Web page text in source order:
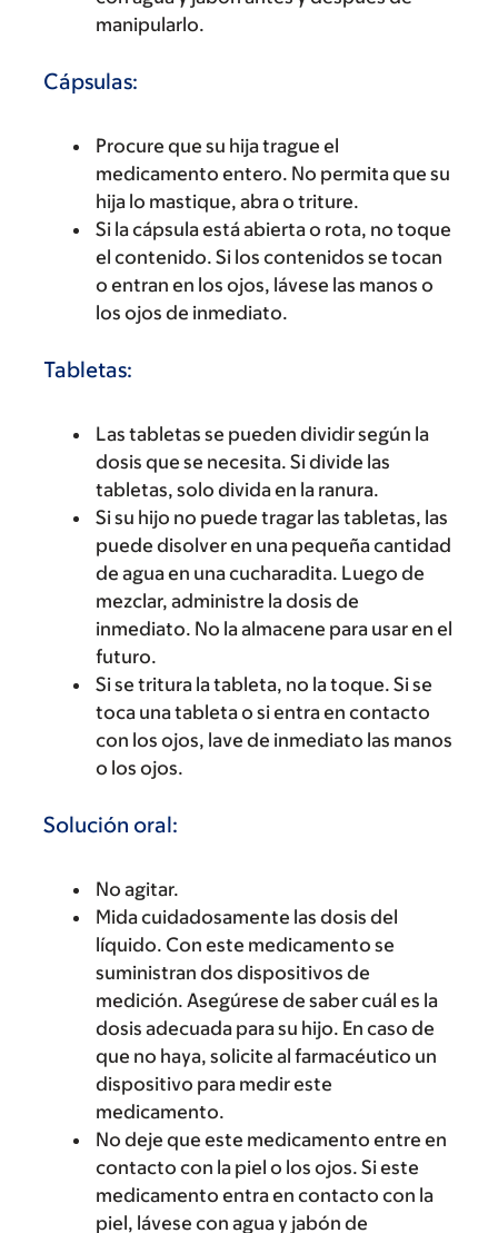
manipularlo.
Cápsulas:
Procure que su hija trague el
medicamento entero. No permita que su
hija lo mastique, abra o triture.
Si la cápsula está abierta o rota, no toque
el contenido. Si los contenidos se tocan
o entran en los ojos, lávese las manos o
los ojos de inmediato.
Tabletas:
Las tabletas se pueden dividir según la
dosis que se necesita. Si divide las
tabletas, solo divida en la ranura.
Si su hijo no puede tragar las tabletas, las
puede disolver en una pequeña cantidad
de agua en una cucharadita. Luego de
mezclar, administre la dosis de
inmediato. No la almacene para usar en el
futuro.
Si se tritura la tableta, no la toque. Si se
toca una tableta o si entra en contacto
con los ojos, lave de inmediato las manos
o los ojos.
Solución oral:
No agitar.
Mida cuidadosamente las dosis del
líquido. Con este medicamento se
suministran dos dispositivos de
medición. Asegúrese de saber cuál es la
dosis adecuada para su hijo. En caso de
que no haya, solicite al farmacéutico un
dispositivo para medir este
medicamento.
No deje que este medicamento entre en
contacto con la piel o los ojos. Si este
medicamento entra en contacto con la
piel, lávese con agua y jabón de